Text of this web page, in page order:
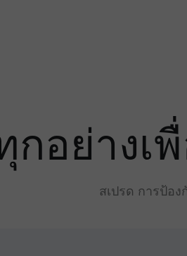
ด
กอย่างเ
สเปรด การป้อ